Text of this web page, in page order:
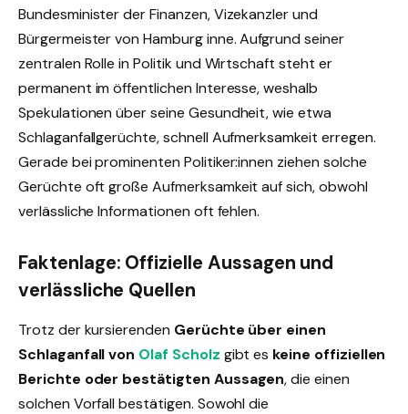
Bundesminister der Finanzen, Vizekanzler und
Bürgermeister von Hamburg inne. Aufgrund seiner
zentralen Rolle in Politik und Wirtschaft steht er
permanent im öffentlichen Interesse, weshalb
Spekulationen über seine Gesundheit, wie etwa
Schlaganfallgerüchte, schnell Aufmerksamkeit erregen.
Gerade bei prominenten Politiker:innen ziehen solche
Gerüchte oft große Aufmerksamkeit auf sich, obwohl
verlässliche Informationen oft fehlen.
Faktenlage: Offizielle Aussagen und
verlässliche Quellen
Trotz der kursierenden Gerüchte über einen
Schlaganfall von Olaf Scholz gibt es keine offiziellen
Berichte oder bestätigten Aussagen, die einen
solchen Vorfall bestätigen. Sowohl die